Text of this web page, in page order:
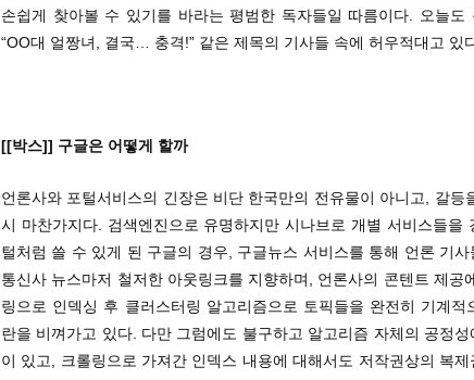
손쉽게 찾아볼 수 있기를 바라는 평범한 독자들일 따름이다. 오늘도
“OO대 얼짱녀, 결국… 충격!” 같은 제목의 기사들 속에 허우적대고 있
[[박스]] 구글은 어떻게 할까
언론사와 포털서비스의 긴장은 비단 한국만의 전유물이 아니고, 갈등
시 마찬가지다. 검색엔진으로 유명하지만 시나브로 개별 서비스들을
털처럼 쓸 수 있게 된 구글의 경우, 구글뉴스 서비스를 통해 언론 기
통신사 뉴스마저 철저한 아웃링크를 지향하며, 언론사의 콘텐트 제공
링으로 인덱싱 후 클러스터링 알고리즘으로 토픽들을 완전히 기계적
란을 비껴가고 있다. 다만 그럼에도 불구하고 알고리즘 자체의 공정
이 있고, 크롤링으로 가져간 인덱스 내용에 대해서도 저작권상의 복